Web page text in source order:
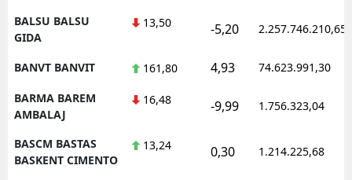
BALSU BALSU
GIDA
13,50 -5,20 2.257.746.210,65
BANVT BANVIT 161,80 4,93 74.623.991,30
BARMA BAREM
AMBALAJ
16,48 -9,99 1.756.323,04
BASCM BASTAS
BASKENT CIMENTO
13,24 0,30 1.214.225,68